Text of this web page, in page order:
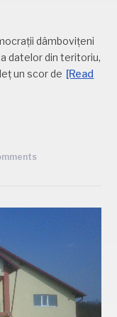
dâmbovițeni
datelor din teritoriu,
un scor de [Read